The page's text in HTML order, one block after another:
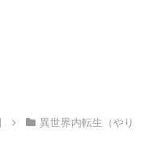
異世界内転生（やり